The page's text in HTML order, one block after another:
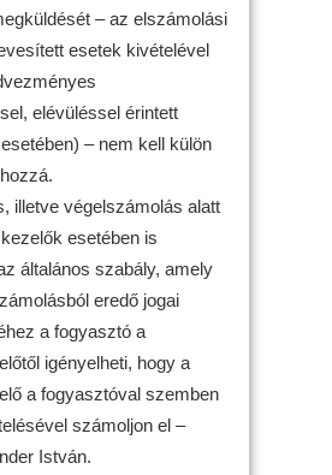
– az elszámolási
esetek kivételével
elévüléssel érintett
– nem kell külön
illetve végelszámolás alatt
esetében is
általános szabály, amely
eredő jogai
a fogyasztó a
igényelheti, hogy a
a fogyasztóval szemben
számoljon el –
István.